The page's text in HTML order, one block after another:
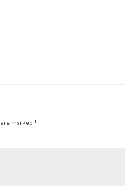
marked *